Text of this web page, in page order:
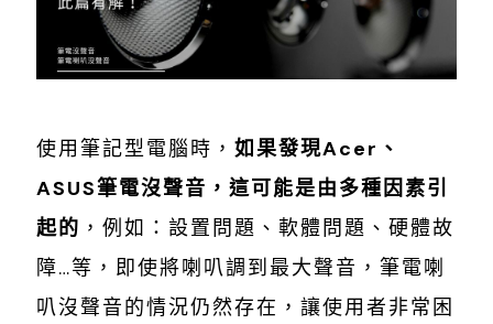
使用筆記型電腦時， 如果發現Acer、
ASUS筆電沒聲音，這可能是由多種因素引
起的 ，例如：設置問題、軟體問題、硬體故
障…等，即使將喇叭調到最大聲音，筆電喇
叭沒聲音的情況仍然存在，讓使用者非常困